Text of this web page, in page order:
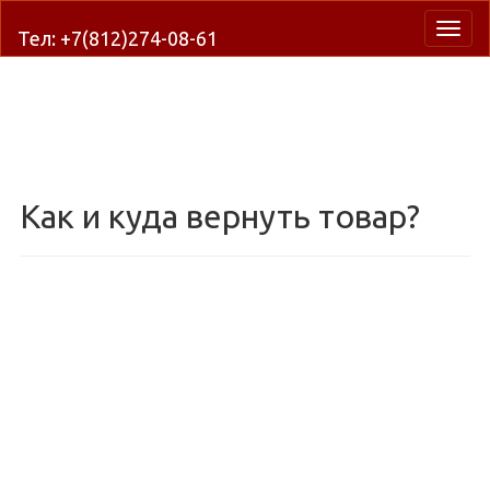
Тел: +7(812)274-08-61
Как и куда вернуть товар?